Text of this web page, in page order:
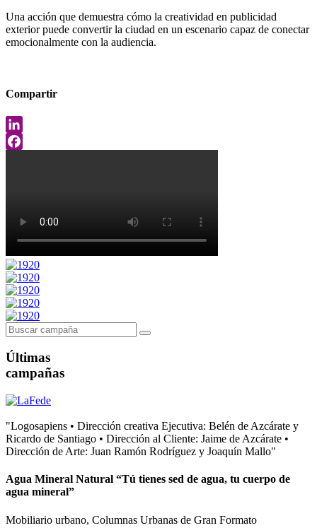
Una acción que demuestra cómo la creatividad en publicidad
exterior puede convertir la ciudad en un escenario capaz de conectar
emocionalmente con la audiencia.
Compartir
LinkedIn
Últimas
campañas
"Logosapiens • Dirección creativa Ejecutiva: Belén de Azcárate y
Ricardo de Santiago • Dirección al Cliente: Jaime de Azcárate •
Dirección de Arte: Juan Ramón Rodríguez y Joaquín Mallo"
Agua Mineral Natural “Tú tienes sed de agua, tu cuerpo de
agua mineral”
Mobiliario urbano, Columnas Urbanas de Gran Formato